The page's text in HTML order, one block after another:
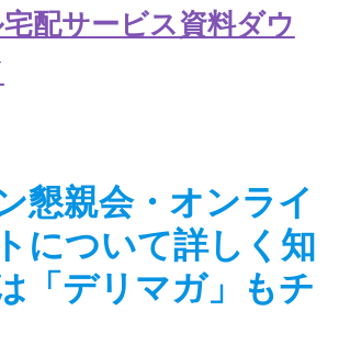
配サービス資料ダウ
懇親会・オンライ
について詳しく知
「デリマガ」もチ